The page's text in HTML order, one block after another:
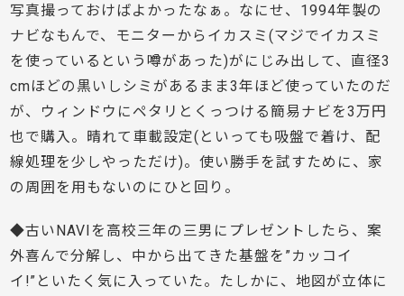
写真撮っておけばよかったなぁ。なにせ、1994年製の
ナビなもんで、モニターからイカスミ(マジでイカスミ
を使っているという噂があった)がにじみ出して、直径3
cmほどの黒いしシミがあるまま3年ほど使っていたのだ
が、ウィンドウにペタリとくっつける簡易ナビを3万円
也で購入。晴れて車載設定(といっても吸盤で着け、配
線処理を少しやっただけ)。使い勝手を試すために、家
の周囲を用もないのにひと回り。
◆古いNAVIを高校三年の三男にプレゼントしたら、案
外喜んで分解し、中から出てきた基盤を”カッコイ
イ!”といたく気に入っていた。たしかに、地図が立体に